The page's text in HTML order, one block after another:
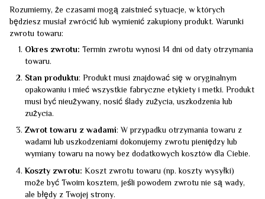
Rozumiemy, że czasami mogą zaistnieć sytuacje, w których
będziesz musiał zwrócić lub wymienić zakupiony produkt. Warunki
zwrotu towaru:
Okres zwrotu: Termin zwrotu wynosi 14 dni od daty otrzymania
towaru.
Stan produktu: Produkt musi znajdować się w oryginalnym
opakowaniu i mieć wszystkie fabryczne etykiety i metki. Produkt
musi być nieużywany, nosić ślady zużycia, uszkodzenia lub
zużycia.
Zwrot towaru z wadami: W przypadku otrzymania towaru z
wadami lub uszkodzeniami dokonujemy zwrotu pieniędzy lub
wymiany towaru na nowy bez dodatkowych kosztów dla Ciebie.
Koszty zwrotu: Koszt zwrotu towaru (np. koszty wysyłki)
może być Twoim kosztem, jeśli powodem zwrotu nie są wady,
ale błędy z Twojej strony.